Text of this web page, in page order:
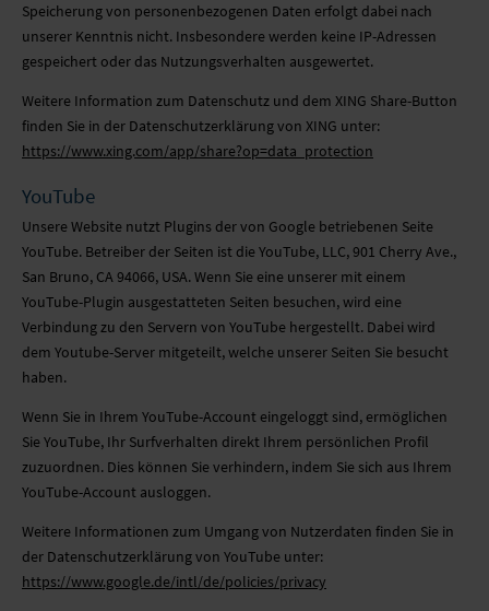
Speicherung von personenbezogenen Daten erfolgt dabei nach
unserer Kenntnis nicht. Insbesondere werden keine IP-Adressen
gespeichert oder das Nutzungsverhalten ausgewertet.
Weitere Information zum Datenschutz und dem XING Share-Button
finden Sie in der Datenschutzerklärung von XING unter:
https://www.xing.com/app/share?op=data_protection
YouTube
Unsere Website nutzt Plugins der von Google betriebenen Seite
YouTube. Betreiber der Seiten ist die YouTube, LLC, 901 Cherry Ave.,
San Bruno, CA 94066, USA. Wenn Sie eine unserer mit einem
YouTube-Plugin ausgestatteten Seiten besuchen, wird eine
Verbindung zu den Servern von YouTube hergestellt. Dabei wird
dem Youtube-Server mitgeteilt, welche unserer Seiten Sie besucht
haben.
Wenn Sie in Ihrem YouTube-Account eingeloggt sind, ermöglichen
Sie YouTube, Ihr Surfverhalten direkt Ihrem persönlichen Profil
zuzuordnen. Dies können Sie verhindern, indem Sie sich aus Ihrem
YouTube-Account ausloggen.
Weitere Informationen zum Umgang von Nutzerdaten finden Sie in
der Datenschutzerklärung von YouTube unter:
https://www.google.de/intl/de/policies/privacy